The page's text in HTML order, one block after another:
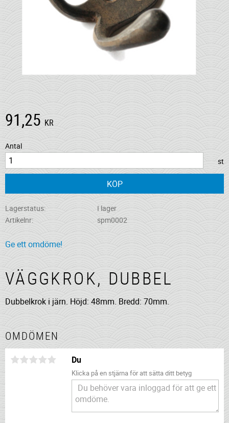
91,25 KR
Antal
st
KÖP
Lagerstatus
I lager
Artikelnr
spm0002
Ge ett omdöme!
VÄGGKROK, DUBBEL
Dubbelkrok i järn. Höjd: 48mm. Bredd: 70mm.
OMDÖMEN
Du
Klicka på en stjärna för att sätta ditt betyg